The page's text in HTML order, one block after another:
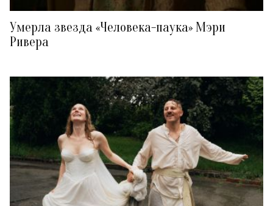
Умерла звезда «Человека-паука» Мэри
Ривера